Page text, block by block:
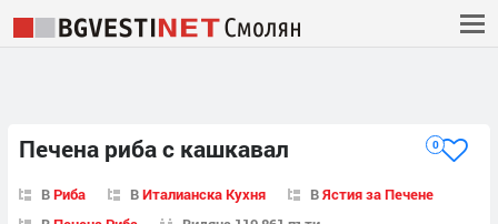
Печена риба с кашкавал 0
ВРиба ВИталианска Кухня ВЯстия за Печене